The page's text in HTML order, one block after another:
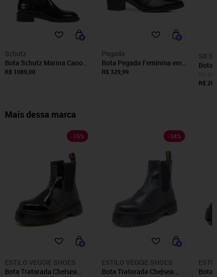
Schutz
Bota Schutz Marina Cano
Curto Preto
R$ 1089,00
Pegada
Bota Pegada Feminina em
Couro Preto Cano Curto
R$ 329,99
SB
Bota
R$
Mais dessa marca
-15%
ESTILO VEGGIE SHOES
Bota Tratorada Chelsea
-34%
ESTILO VEGGIE SHOES
Bota Tratorada Chelsea
Bota